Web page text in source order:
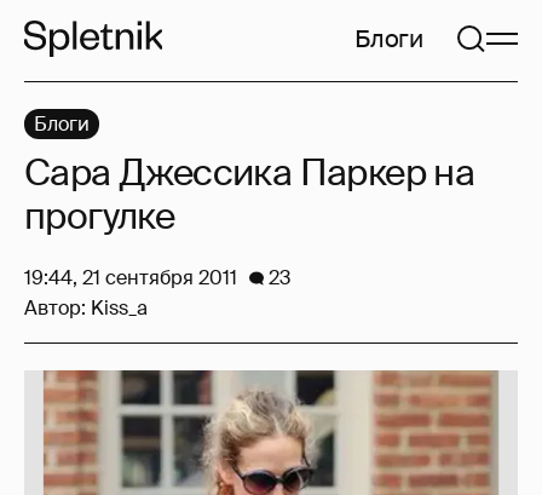
Блоги
Блоги
Сара Джессика Паркер на
прогулке
19:44, 21 сентября 2011
23
Автор: Kiss_a